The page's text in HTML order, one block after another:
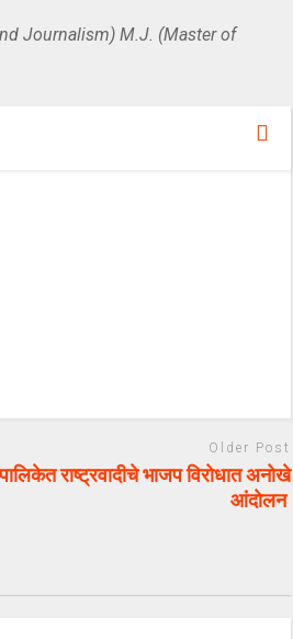
Journalism) M.J. (Master of
Older Post
राष्ट्रवादीचे भाजप विरोधात अनोखे
आंदोलन